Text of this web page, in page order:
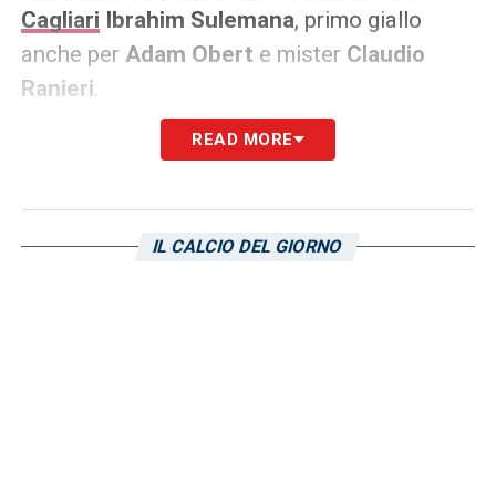
Cagliari Ibrahim Sulemana, primo giallo
anche per Adam Obert e mister Claudio
Ranieri.
LA PLAYLIST DELLE NOSTRE TOP NEWS
READ MORE
IL CALCIO DEL GIORNO